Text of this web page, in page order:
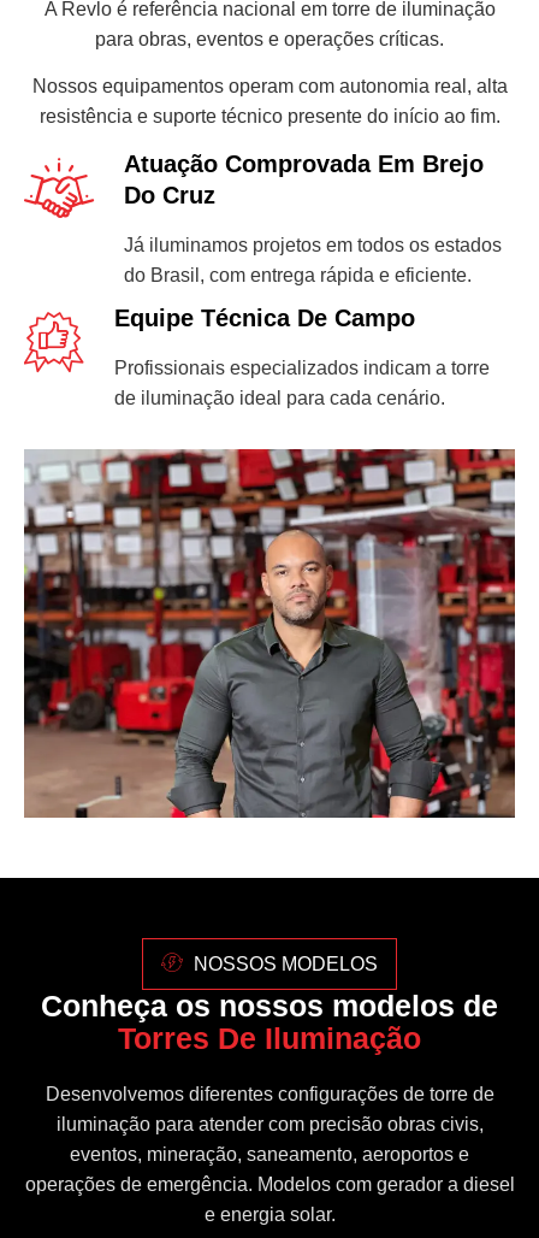
A Revlo é referência nacional em torre de iluminação
para obras, eventos e operações críticas.
Nossos equipamentos operam com autonomia real, alta
resistência e suporte técnico presente do início ao fim.
Atuação Comprovada Em Brejo
Do Cruz
Já iluminamos projetos em todos os estados
do Brasil, com entrega rápida e eficiente.
Equipe Técnica De Campo
Profissionais especializados indicam a torre
de iluminação ideal para cada cenário.
NOSSOS MODELOS
Conheça os nossos modelos de
Torres De Iluminação
Desenvolvemos diferentes configurações de torre de
iluminação para atender com precisão obras civis,
eventos, mineração, saneamento, aeroportos e
operações de emergência. Modelos com gerador a diesel
e energia solar.